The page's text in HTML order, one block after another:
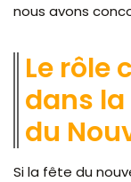
nous avons
Le rôle
dans la
du
Si la fête du